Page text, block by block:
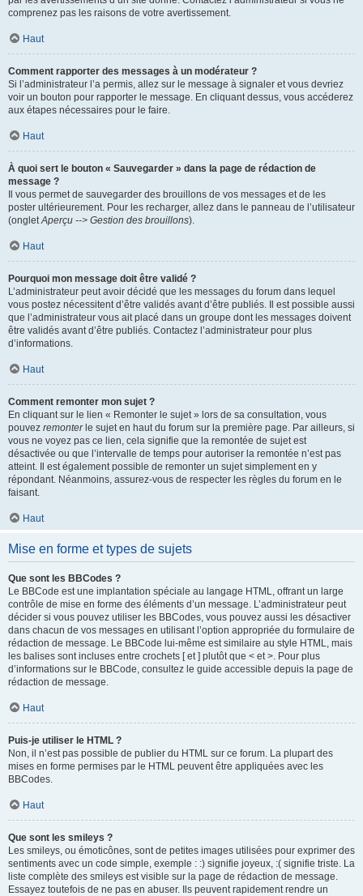
comprenez pas les raisons de votre avertissement.
Haut
Comment rapporter des messages à un modérateur ?
Si l’administrateur l’a permis, allez sur le message à signaler et vous devriez
voir un bouton pour rapporter le message. En cliquant dessus, vous accéderez
aux étapes nécessaires pour le faire.
Haut
À quoi sert le bouton « Sauvegarder » dans la page de rédaction de
message ?
Il vous permet de sauvegarder des brouillons de vos messages et de les
poster ultérieurement. Pour les recharger, allez dans le panneau de l’utilisateur
(ongletAperçu --> Gestion des brouillons).
Haut
Pourquoi mon message doit être validé ?
L’administrateur peut avoir décidé que les messages du forum dans lequel
vous postez nécessitent d’être validés avant d’être publiés. Il est possible aussi
que l’administrateur vous ait placé dans un groupe dont les messages doivent
être validés avant d’être publiés. Contactez l’administrateur pour plus
d’informations.
Haut
Comment remonter mon sujet ?
En cliquant sur le lien « Remonter le sujet » lors de sa consultation, vous
pouvez remonterle sujet en haut du forum sur la première page. Par ailleurs, si
vous ne voyez pas ce lien, cela signifie que la remontée de sujet est
désactivée ou que l’intervalle de temps pour autoriser la remontée n’est pas
atteint. Il est également possible de remonter un sujet simplement en y
répondant. Néanmoins, assurez-vous de respecter les règles du forum en le
faisant.
Haut
Mise en forme et types de sujets
Que sont les BBCodes ?
Le BBCode est une implantation spéciale au langage HTML, offrant un large
contrôle de mise en forme des éléments d’un message. L’administrateur peut
décider si vous pouvez utiliser les BBCodes, vous pouvez aussi les désactiver
dans chacun de vos messages en utilisant l’option appropriée du formulaire de
rédaction de message. Le BBCode lui-même est similaire au style HTML, mais
les balises sont incluses entre crochets [ et ] plutôt que < et >. Pour plus
d’informations sur le BBCode, consultez le guide accessible depuis la page de
rédaction de message.
Haut
Puis-je utiliser le HTML ?
Non, il n’est pas possible de publier du HTML sur ce forum. La plupart des
mises en forme permises par le HTML peuvent être appliquées avec les
BBCodes.
Haut
Que sont les smileys ?
Les smileys, ou émoticônes, sont de petites images utilisées pour exprimer des
sentiments avec un code simple, exemple : :) signifie joyeux, :( signifie triste. La
liste complète des smileys est visible sur la page de rédaction de message.
Essayez toutefois de ne pas en abuser. Ils peuvent rapidement rendre un